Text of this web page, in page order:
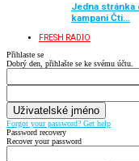
Jedna stránka
kampani Čti…
FRESH RADIO
Přihlaste se
Dobrý den, přihlašte se ke svému účtu.
Forgot your password? Get help
Password recovery
Recover your password